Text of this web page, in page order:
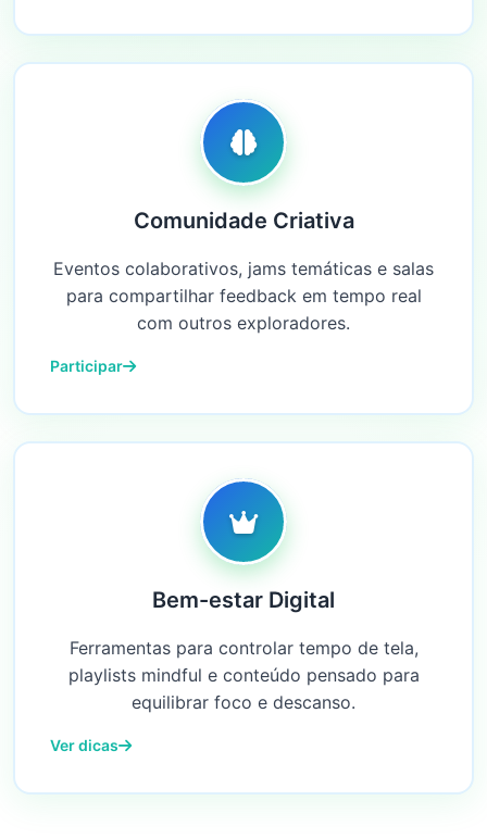
Comunidade Criativa
Eventos colaborativos, jams temáticas e salas
para compartilhar feedback em tempo real
com outros exploradores.
Participar
Bem-estar Digital
Ferramentas para controlar tempo de tela,
playlists mindful e conteúdo pensado para
equilibrar foco e descanso.
Ver dicas